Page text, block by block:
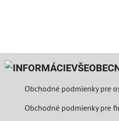
Obchodné podmienky pre
Obchodné podmienky pre